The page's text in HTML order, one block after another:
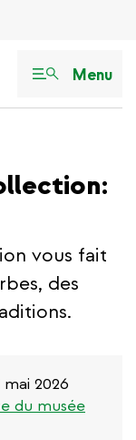
Menu
vous fait
des
mai 2026
du musée